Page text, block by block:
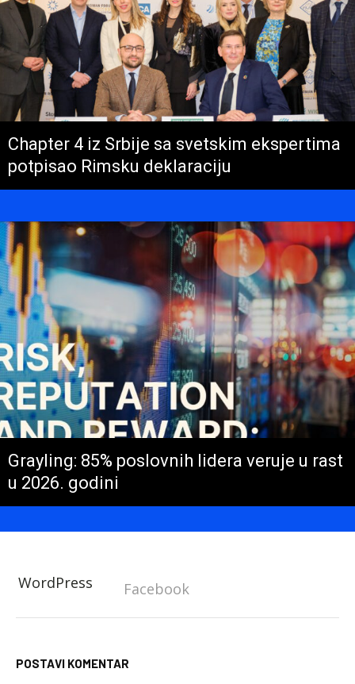
Chapter 4 iz Srbije sa svetskim ekspertima
potpisao Rimsku deklaraciju
Grayling: 85% poslovnih lidera veruje u rast
u 2026. godini
WordPress Facebook
POSTAVI KOMENTAR